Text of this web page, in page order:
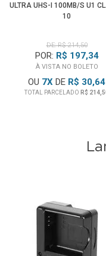
ULTRA UHS-I 100MB/S U1
10
DE: R$ 214,50
POR: R$ 197,34
À VISTA NO BOLETO
OU 7X DE R$ 30,64
TOTAL PARCELADO R$